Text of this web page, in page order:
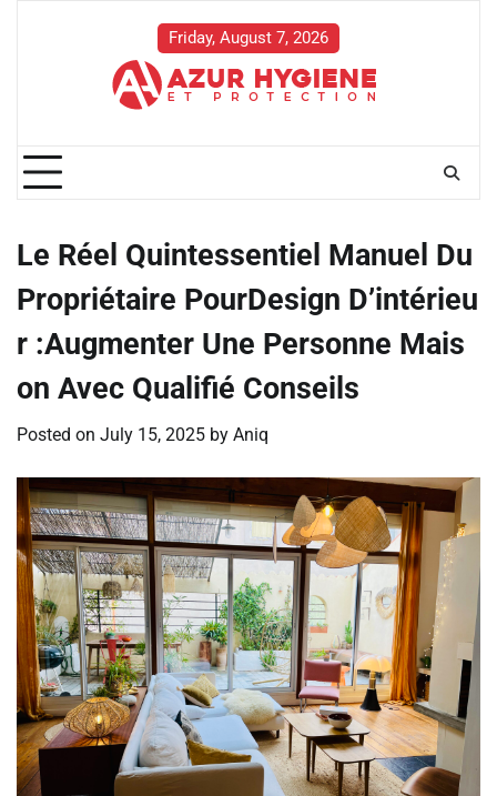
Friday, August 7, 2026
Le Réel Quintessentiel Manuel Du
Propriétaire PourDesign D’intérieu
r :Augmenter Une Personne Mais
on Avec Qualifié Conseils
Posted on July 15, 2025 by Aniq